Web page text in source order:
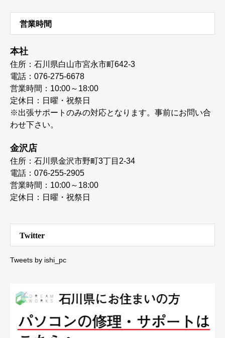
営業時間
本社
住所：石川県白山市宮永市町642-3
電話：076-275-6678
営業時間：10:00～18:00
定休日：日曜・祝祭日
※出張サポートのみの対応となります。事前にお問い合
わせ下さい。
金沢店
住所：石川県金沢市野町3丁目2-34
電話：076-255-2905
営業時間：10:00～18:00
定休日：日曜・祝祭日
Twitter
Tweets by ishi_pc